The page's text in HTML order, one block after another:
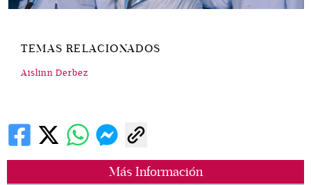
Más Información
TEMAS RELACIONADOS
Aislinn Derbez